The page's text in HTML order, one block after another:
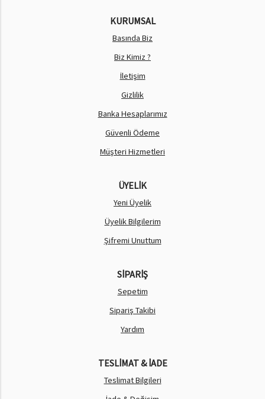
KURUMSAL
Basında Biz
Biz Kimiz ?
İletişim
Gizlilik
Banka Hesaplarımız
Güvenli Ödeme
Müşteri Hizmetleri
ÜYELİK
Yeni Üyelik
Üyelik Bilgilerim
Şifremi Unuttum
SİPARİŞ
Sepetim
Sipariş Takibi
Yardım
TESLİMAT & İADE
Teslimat Bilgileri